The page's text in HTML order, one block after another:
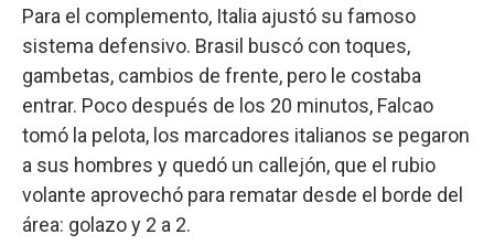
Para el complemento, Italia ajustó su famoso
sistema defensivo. Brasil buscó con toques,
gambetas, cambios de frente, pero le costaba
entrar. Poco después de los 20 minutos, Falcao
tomó la pelota, los marcadores italianos se pegaron
a sus hombres y quedó un callejón, que el rubio
volante aprovechó para rematar desde el borde del
área: golazo y 2 a 2.